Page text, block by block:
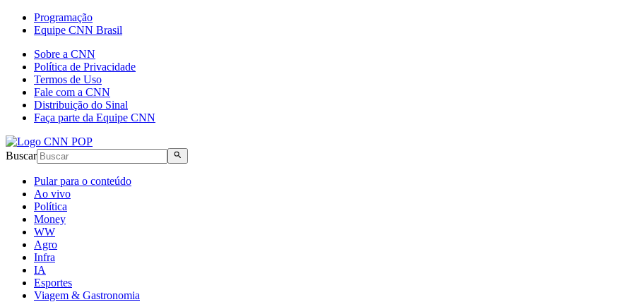
Programação
Equipe CNN Brasil
Sobre a CNN
Política de Privacidade
Termos de Uso
Fale com a CNN
Distribuição do Sinal
Faça parte da Equipe CNN
Buscar
Pular para o conteúdo
Ao vivo
Política
Money
WW
Agro
Infra
IA
Esportes
Viagem & Gastronomia